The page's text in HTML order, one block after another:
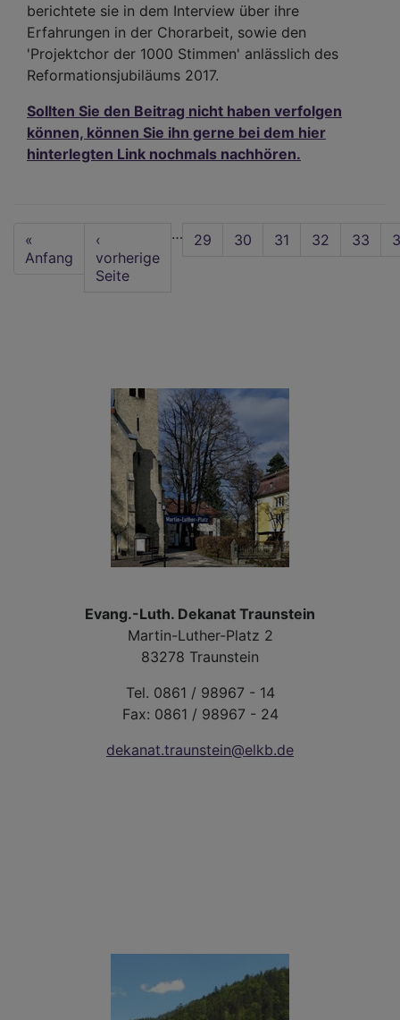
berichtete sie in dem Interview über ihre
Erfahrungen in der Chorarbeit, sowie den
'Projektchor der 1000 Stimmen' anlässlich des
Reformationsjubiläums 2017.
Sollten Sie den Beitrag nicht haben verfolgen
können, können Sie ihn gerne bei dem hier
hinterlegten Link nochmals nachhören.
Seitennummerierung
First
page
«
Anfang
Vorherige
Seite
‹
vorherige
Seite
… Seite
29 Seite
30 Seite
31 Seite
32 33
Evang.-Luth. Dekanat Traunstein
Martin-Luther-Platz 2
83278 Traunstein
Tel. 0861 / 98967 - 14
Fax: 0861 / 98967 - 24
dekanat.traunstein@elkb.de